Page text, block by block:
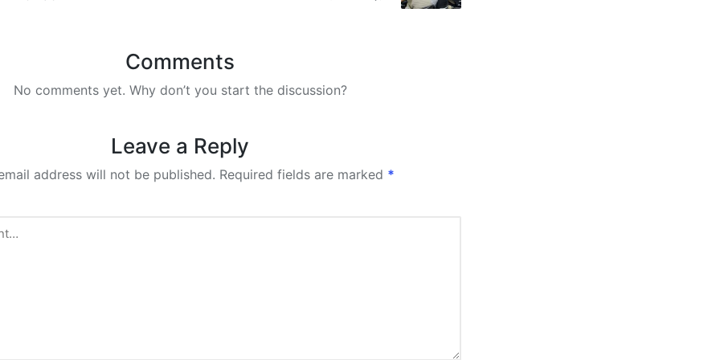
Comments
No comments yet. Why don’t you start the discussion?
Leave a Reply
address will not be published. Required fields are marked *